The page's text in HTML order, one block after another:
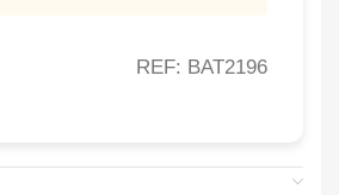
REF: BAT2196